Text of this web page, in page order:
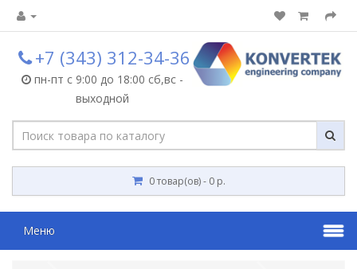
+7 (343) 312-34-36
пн-пт с 9:00 до 18:00 сб,вс -
выходной
0 товар(ов) - 0 р.
Меню